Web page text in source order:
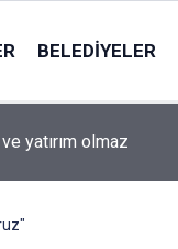
BELEDIYELER
yatırım olmaz